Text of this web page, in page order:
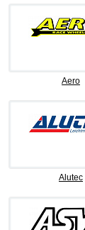
Aero
Alutec